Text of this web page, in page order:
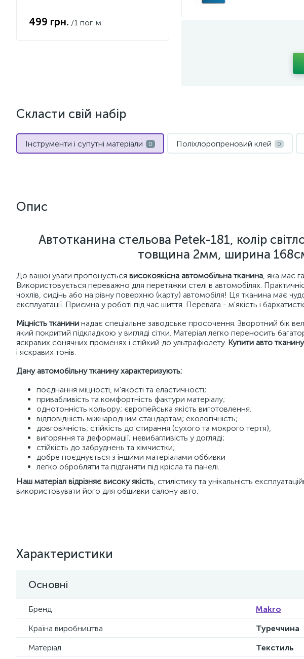
499 грн. /1 пог. м
Скласти свій набір
Інструменти і супутні матеріали 0 Поліхлоропреновий клей 0
Опис
Автотканина стельова Petek-181, колір
товщина 2мм, ширина
До вашої уваги пропонується високоякісна автомобільна тканина, яка має
Використовується переважно для перетяжки стелі в автомобілях.
чохлів, сидінь або на рівну поверхню (карту) автомобіля! Ця тканина має
експлуатації. Приємна у роботі під час шиття. Перевага - м'якість і
Міцність тканини надає спеціальне заводське просочення. Зворотний бік
який покритий підкладкою у вигляді сітки. Матеріал легко переносить
яскравих сонячних променях і стійкий до ультрафіолету. Купити авто тканину
і яскравих тонів.
Дану автомобільну тканину характеризують:
поєднання міцності, м'якості та еластичності;
привабливість та комфортність фактури матеріалу;
однотонність кольору; європейська якість виготовлення;
відповідність міжнародним стандартам; екологічність;
довговічність; стійкість до стирання (сухого та мокрого тертя),
вигоряння та деформації; невибагливість у догляді;
стійкість до забруднень та хімчистки;
добре поєднується з іншими матеріалами оббивки
легко обробляти та підганяти під крісла та панелі.
Наш матеріал відрізняє високу якість, стилістику та унікальність
використовувати його для обшивки салону авто.
Характеристики
Основні
Бренд
Makro
Країна виробництва
Туреччина
Матеріал
Текстиль